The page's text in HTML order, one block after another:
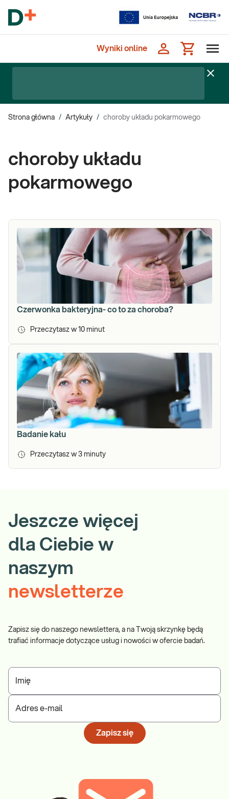
Wyniki online
Strona główna / Artykuły / choroby układu pokarmowego
choroby układu
pokarmowego
Czerwonka bakteryjna- co to za choroba?
Przeczytasz w 10 minut
Badanie kału
Przeczytasz w 3 minuty
Jeszcze więcej
dla Ciebie w
naszym
newsletterze
Zapisz się do naszego newslettera, a na Twoją skrzynkę będą
trafiać informacje dotyczące usług i nowości w ofercie badań.
Imię
Adres e-mail
Zapisz się